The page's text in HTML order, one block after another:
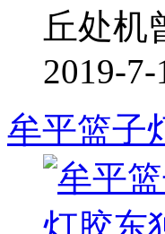
丘处机
2019-7-
牟平篮子